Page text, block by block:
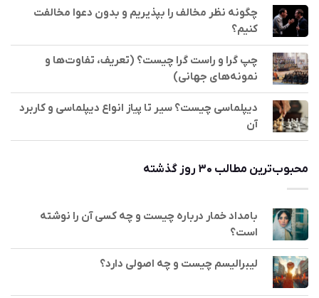
چگونه نظر مخالف را بپذیریم و بدون دعوا مخالفت
کنیم؟
چپ گرا و راست گرا چیست؟ (تعریف، تفاوت‌ها و
نمونه‌های جهانی)
دیپلماسی چیست؟ سیر تا پیاز انواع دیپلماسی و کاربرد
آن
محبوب‌ترین مطالب ۳۰ روز گذشته
بامداد خمار درباره چیست و چه کسی آن را نوشته
است؟
لیبرالیسم چیست و چه اصولی دارد؟